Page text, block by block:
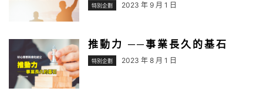
特別企劃 2023 年 9 月 1 日
推動力 ──事業長久的基石
特別企劃 2023 年 8 月 1 日